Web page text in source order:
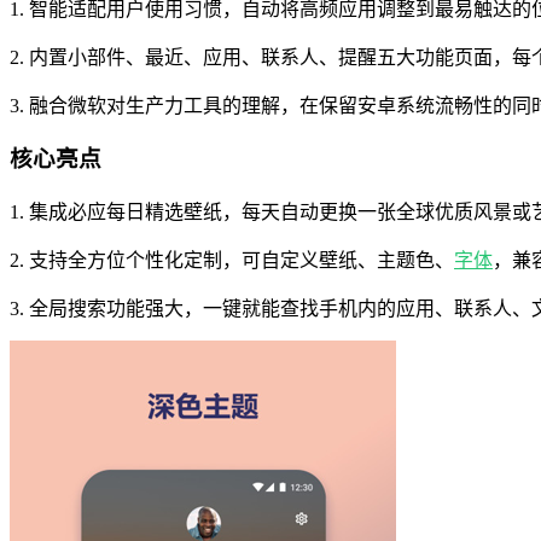
1. 智能适配用户使用习惯，自动将高频应用调整到最易触达
2. 内置小部件、最近、应用、联系人、提醒五大功能页面，
3. 融合微软对生产力工具的理解，在保留安卓系统流畅性的
核心亮点
1. 集成必应每日精选壁纸，每天自动更换一张全球优质风景
2. 支持全方位个性化定制，可自定义壁纸、主题色、 字体，兼
3. 全局搜索功能强大，一键就能查找手机内的应用、联系人